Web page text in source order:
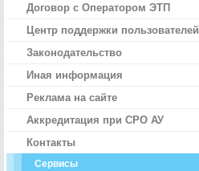
Договор с Оператором ЭТП
Центр поддержки пользователей
Законодательство
Иная информация
Реклама на сайте
Аккредитация при СРО АУ
Контакты
Сервисы